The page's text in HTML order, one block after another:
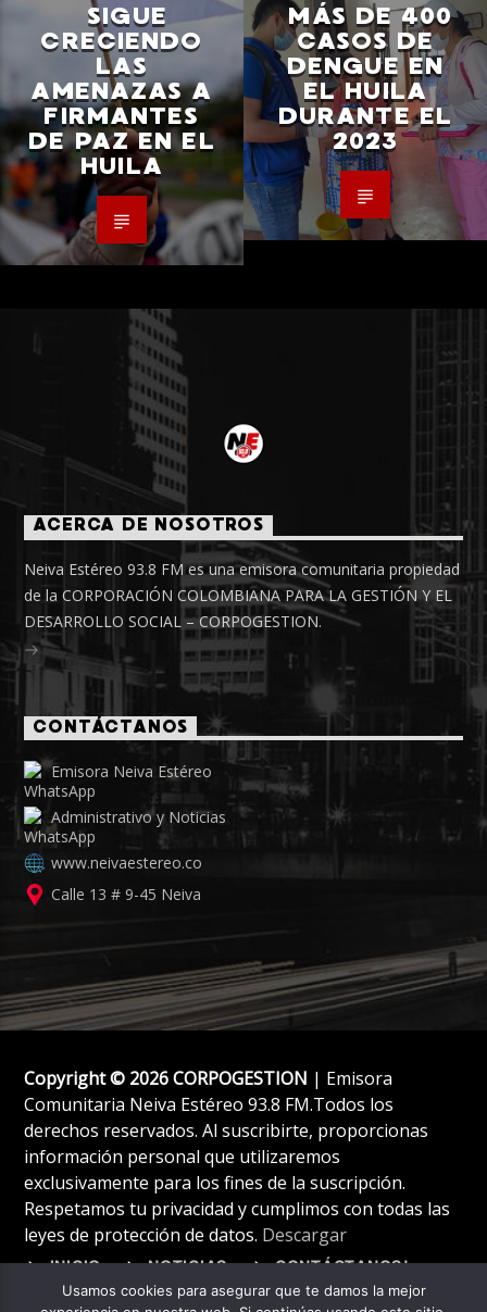
SIGUE
CRECIENDO
LAS
AMENAZAS A
FIRMANTES
DE PAZ EN EL
HUILA
MÁS DE 400
CASOS DE
DENGUE EN
EL HUILA
DURANTE EL
2023
ACERCA DE NOSOTROS
Neiva Estéreo 93.8 FM es una emisora comunitaria propiedad
de la CORPORACIÓN COLOMBIANA PARA LA GESTIÓN Y EL
DESARROLLO SOCIAL – CORPOGESTION.
CONTÁCTANOS
Emisora Neiva Estéreo
Administrativo y Noticias
www.neivaestereo.co
Calle 13 # 9-45 Neiva
Copyright © 2026 CORPOGESTION | Emisora
Comunitaria Neiva Estéreo 93.8 FM.Todos los
derechos reservados. Al suscribirte, proporcionas
información personal que utilizaremos
exclusivamente para los fines de la suscripción.
Respetamos tu privacidad y cumplimos con todas las
leyes de protección de datos. Descargar
INICIO NOTICIAS CONTÁCTANOS!
Usamos cookies para asegurar que te damos la mejor